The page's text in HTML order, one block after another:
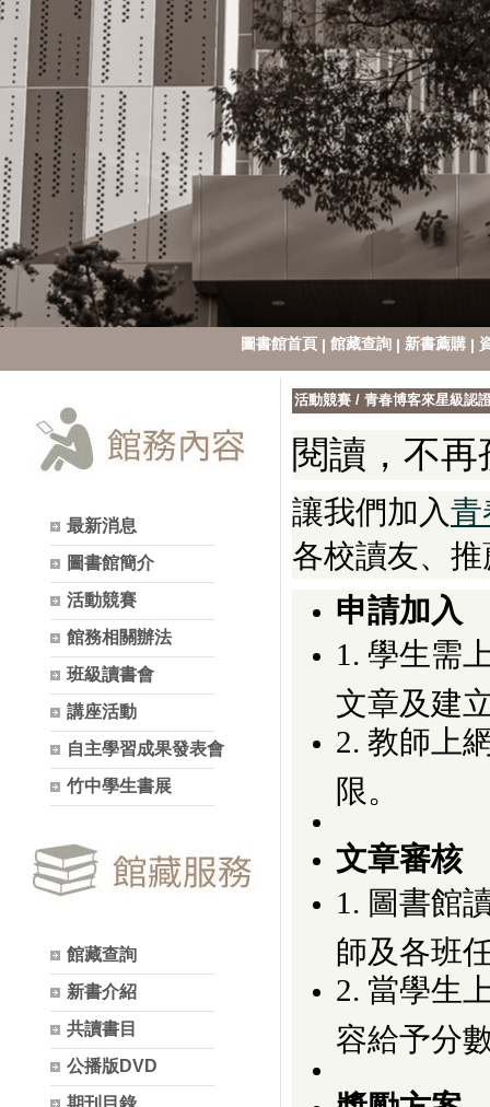
圖書館首頁 | 館藏查詢| 新書薦購|
最新消息
圖書館簡介
活動競賽
館務相關辦法
班級讀書會
講座活動
自主學習成果發表會
竹中學生書展
館藏查詢
新書介紹
共讀書目
公播版DVD
期刊目錄
活動競賽 / 青春博客來星級認
閱讀，不
讓我們加入青
各校讀友、
申請加入
1. 學生需
文章及建
2. 教師上
限。
文章審核
1. 圖書館
師及各班
2. 當學生
容給予分